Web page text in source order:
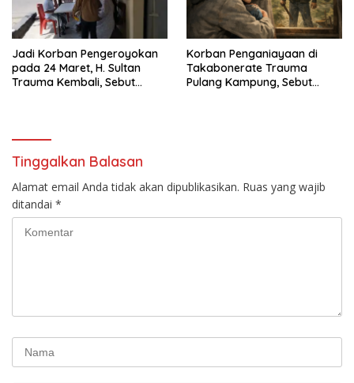
Jadi Korban Pengeroyokan
pada 24 Maret, H. Sultan
Trauma Kembali, Sebut
Korban Penganiayaan di
Takabonerate Trauma
Pulang Kampung, Sebut
Tinggalkan Balasan
Alamat email Anda tidak akan dipublikasikan. Ruas yang wajib
ditandai *